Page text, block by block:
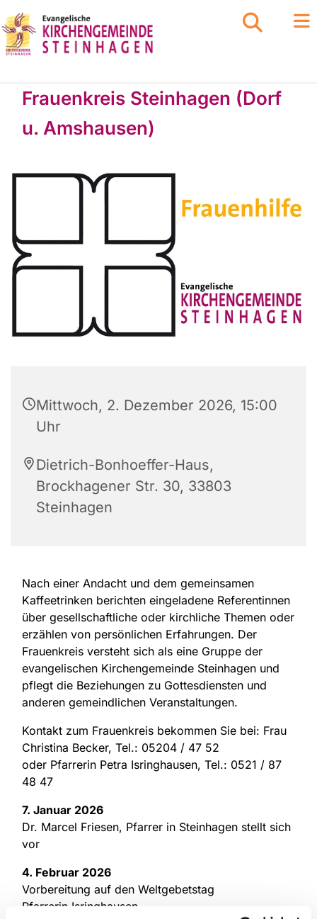
Frauenkreis Steinhagen (Dorf
u. Amshausen)
Mittwoch, 2. Dezember 2026, 15:00
Uhr
Dietrich-Bonhoeffer-Haus,
Brockhagener Str. 30, 33803
Steinhagen
Nach einer Andacht und dem gemeinsamen
Kaffeetrinken berichten eingeladene Referentinnen
über gesellschaftliche oder kirchliche Themen oder
erzählen von persönlichen Erfahrungen. Der
Frauenkreis versteht sich als eine Gruppe der
evangelischen Kirchengemeinde Steinhagen und
pflegt die Beziehungen zu Gottesdiensten und
anderen gemeindlichen Veranstaltungen.
Kontakt zum Frauenkreis bekommen Sie bei: Frau
Christina Becker, Tel.: 05204 / 47 52
oder Pfarrerin Petra Isringhausen, Tel.: 0521 / 87
48 47
7. Januar 2026
Dr. Marcel Friesen, Pfarrer in Steinhagen stellt sich
vor
4. Februar 2026
Vorbereitung auf den Weltgebetstag
Pfarrerin Isringhausen